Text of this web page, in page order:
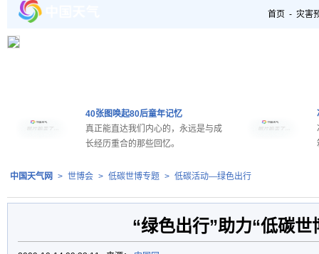
首页 - 灾害
40张图唤起80后童年记忆
真正能直达我们内心的，永远是与成
长经历重合的那些回忆。
中国天气网 > 世博会 > 低碳世博专题 > 低碳活动—绿色出行
“绿色出行”助力“低碳世